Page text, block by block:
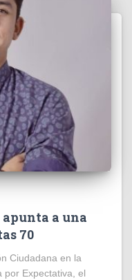
apunta a una
70
Ciudadana en la
por Expectativa, el